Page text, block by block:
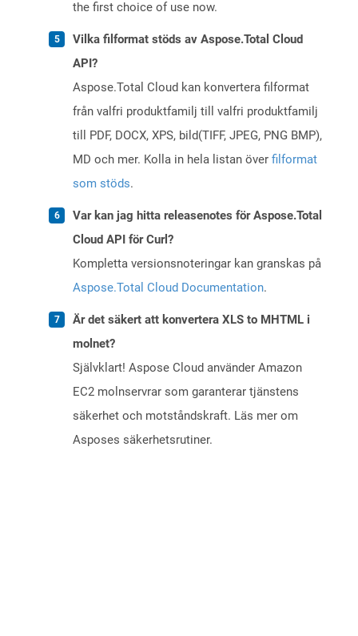
the first choice of use now.
Vilka filformat stöds av Aspose.Total Cloud
API?
Aspose.Total Cloud kan konvertera filformat
från valfri produktfamilj till valfri produktfamilj
till PDF, DOCX, XPS, bild(TIFF, JPEG, PNG BMP),
MD och mer. Kolla in hela listan över filformat
som stöds.
Var kan jag hitta releasenotes för Aspose.Total
Cloud API för Curl?
Kompletta versionsnoteringar kan granskas på
Aspose.Total Cloud Documentation.
Är det säkert att konvertera XLS to MHTML i
molnet?
Självklart! Aspose Cloud använder Amazon
EC2 molnservrar som garanterar tjänstens
säkerhet och motståndskraft. Läs mer om
Asposes säkerhetsrutiner.